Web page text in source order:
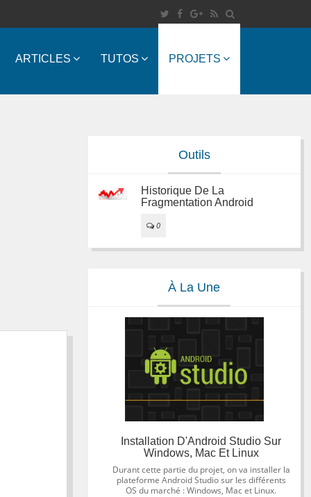
ARTICLES TUTOS PROJETS
Outils
Historique De La
Fragmentation Android
0
À La Une
Installation D'Android Studio Sur
Windows, Mac Et Linux
Durant cette partie du projet, on va installer la
plateforme Android Studio sur les différents
OS du marché : Windows, Mac et Linux.